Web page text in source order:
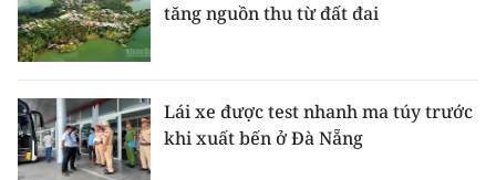
tăng nguồn thu từ đất đai
Lái xe được test nhanh ma túy trước
khi xuất bến ở Đà Nẵng